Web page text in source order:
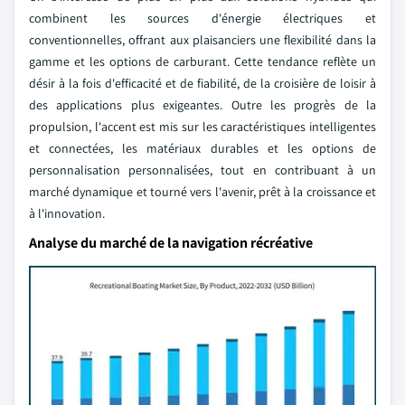
combinent les sources d'énergie électriques et
conventionnelles, offrant aux plaisanciers une flexibilité dans la
gamme et les options de carburant. Cette tendance reflète un
désir à la fois d'efficacité et de fiabilité, de la croisière de loisir à
des applications plus exigeantes. Outre les progrès de la
propulsion, l'accent est mis sur les caractéristiques intelligentes
et connectées, les matériaux durables et les options de
personnalisation personnalisées, tout en contribuant à un
marché dynamique et tourné vers l'avenir, prêt à la croissance et
à l'innovation.
Analyse du marché de la navigation récréative